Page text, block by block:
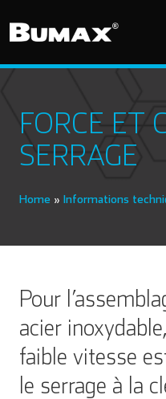
FORCE ET
SERRAGE
Home » Informations
Pour
acier
faible vitesse
le serrage à la